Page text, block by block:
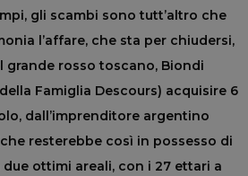
gli scambi sono tutt’altro che
l’affare, che sta per chiudersi,
grande rosso toscano, Biondi
Famiglia Descours) acquisire 6
dall’imprenditore argentino
resterebbe così in possesso di
ottimi areali, con i 27 ettari a